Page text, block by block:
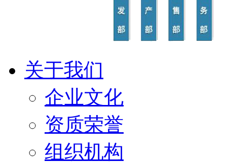
关于我们
企业文化
资质荣誉
组织机构